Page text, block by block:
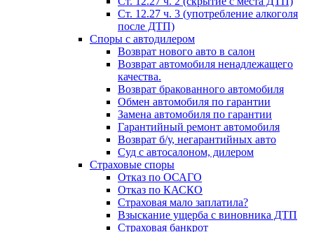
Ст. 12.27 ч. 3 (употребление алкоголя
после ДТП)
Споры с автодилером
Возврат нового авто в салон
Возврат автомобиля ненадлежащего
качества.
Возврат бракованного автомобиля
Обмен автомобиля по гарантии
Замена автомобиля по гарантии
Гарантийный ремонт автомобиля
Возврат б/у, негарантийных авто
Суд с автосалоном, дилером
Страховые споры
Отказ по ОСАГО
Отказ по КАСКО
Страховая мало заплатила?
Взыскание ущерба с виновника ДТП
Страховая банкрот